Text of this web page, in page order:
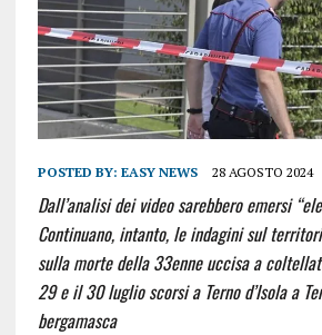
POSTED BY: EASY NEWS 28 AGOSTO 2024
Dall’analisi dei video sarebbero emersi
Continuano, intanto, le indagini sul
sulla morte della 33enne uccisa a
29 e il 30 luglio scorsi a Terno d’Isola a
bergamasca